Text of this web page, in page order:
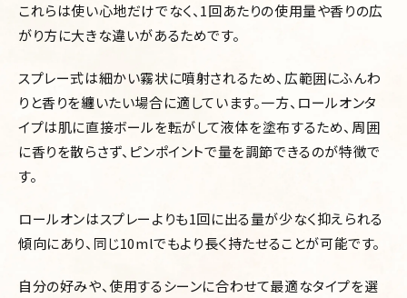
これらは使い心地だけでなく、1回あたりの使用量や香りの広
がり方に大きな違いがあるためです。
スプレー式は細かい霧状に噴射されるため、広範囲にふんわ
りと香りを纏いたい場合に適しています。一方、ロールオンタ
イプは肌に直接ボールを転がして液体を塗布するため、周囲
に香りを散らさず、ピンポイントで量を調節できるのが特徴で
す。
ロールオンはスプレーよりも1回に出る量が少なく抑えられる
傾向にあり、同じ10mlでもより長く持たせることが可能です。
自分の好みや、使用するシーンに合わせて最適なタイプを選